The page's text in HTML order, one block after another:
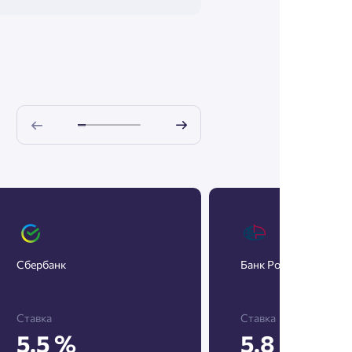
Сбербанк
Ставка
5.5 %
Банк Россия
Ставка
5.8 %